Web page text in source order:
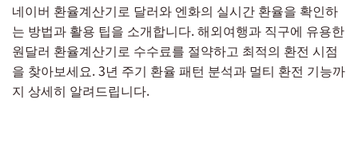
너
뛰
기
네이버 환율계산기로 달러와 엔화의 실시간 환율을 확인하
는 방법과 활용 팁을 소개합니다. 해외여행과 직구에 유용한
원달러 환율계산기로 수수료를 절약하고 최적의 환전 시점
을 찾아보세요. 3년 주기 환율 패턴 분석과 멀티 환전 기능까
지 상세히 알려드립니다.